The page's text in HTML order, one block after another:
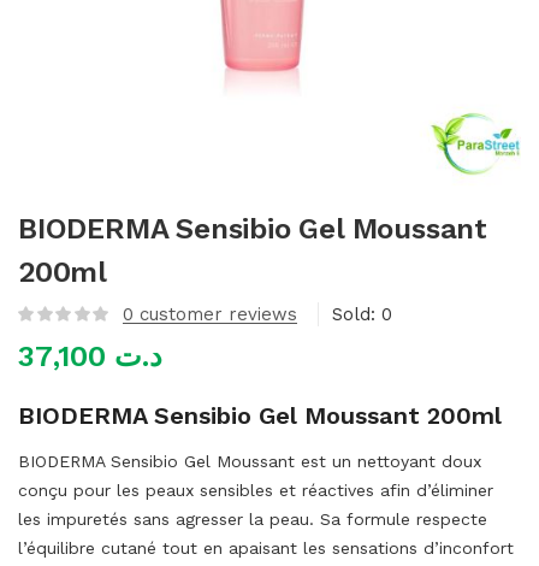
BIODERMA Sensibio Gel Moussant
200ml
0 customer reviews Sold: 0
د.ت
BIODERMA Sensibio Gel Moussant 200ml
BIODERMA Sensibio Gel Moussant est un nettoyant doux
conçu pour les peaux sensibles et réactives afin d’éliminer
les impuretés sans agresser la peau. Sa formule respecte
l’équilibre cutané tout en apaisant les sensations d’inconfort